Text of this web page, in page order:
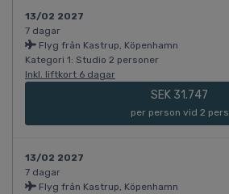
13/02 2027
7 dagar
Flyg från Kastrup, Köpenhamn
Kategori 1: Studio 2 personer
Inkl. liftkort 6 dagar
SEK 31.747
per person vid 2 pers.
13/02 2027
7 dagar
Flyg från Kastrup, Köpenhamn